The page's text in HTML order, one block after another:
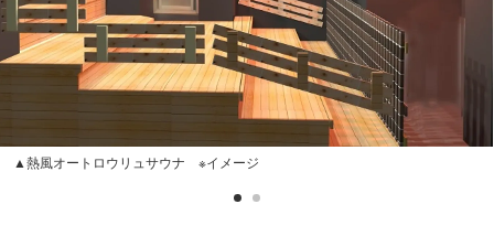
▲熱風オートロウリュサウナ ※イメージ